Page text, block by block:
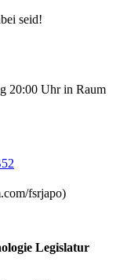
seid!
20:00 Uhr in Raum
fsrjapo)
Legislatur